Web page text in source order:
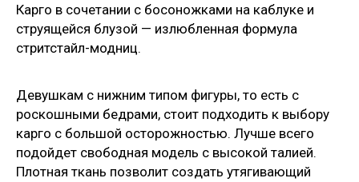
Карго в сочетании с босоножками на каблуке и
струящейся блузой — излюбленная формула
стритстайл-модниц.
Девушкам с нижним типом фигуры, то есть с
роскошными бедрами, стоит подходить к выбору
карго с большой осторожностью. Лучше всего
подойдет свободная модель с высокой талией.
Плотная ткань позволит создать утягивающий